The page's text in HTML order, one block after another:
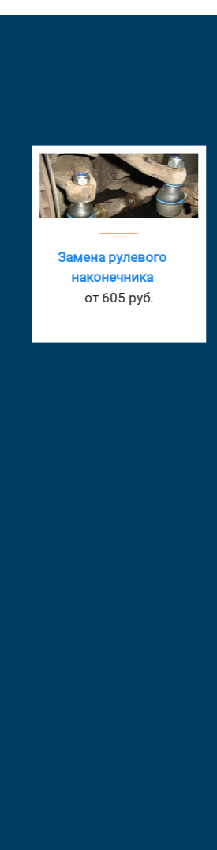
Замена рулевого
наконечника
от 605 руб.